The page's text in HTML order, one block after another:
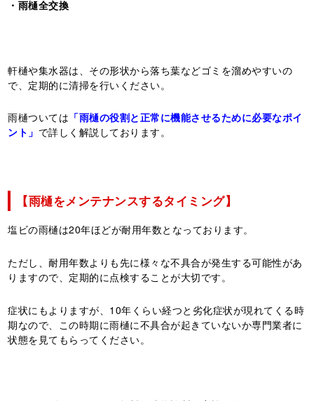
・雨樋全交換
軒樋や集水器は、その形状から落ち葉などゴミを溜めやすいの
で、定期的に清掃を行いください。
雨樋ついては 「雨樋の役割と正常に機能させるために必要なポイ
ント」 で詳しく解説しております。
【雨樋をメンテナンスするタイミング】
塩ビの雨樋は20年ほどが耐用年数となっております。
ただし、耐用年数よりも先に様々な不具合が発生する可能性があ
りますので、定期的に点検することが大切です。
症状にもよりますが、10年くらい経つと劣化症状が現れてくる時
期なので、この時期に雨樋に不具合が起きていないか専門業者に
状態を見てもらってください。